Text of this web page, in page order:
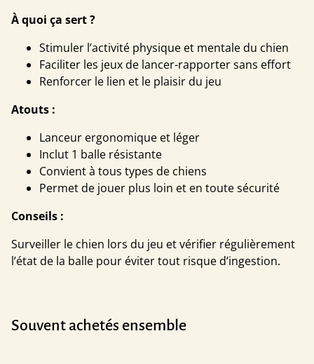
À quoi ça sert ?
Stimuler l’activité physique et mentale du chien
Faciliter les jeux de lancer-rapporter sans effort
Renforcer le lien et le plaisir du jeu
Atouts :
Lanceur ergonomique et léger
Inclut 1 balle résistante
Convient à tous types de chiens
Permet de jouer plus loin et en toute sécurité
Conseils :
Surveiller le chien lors du jeu et vérifier régulièrement
l’état de la balle pour éviter tout risque d’ingestion.
Souvent achetés ensemble